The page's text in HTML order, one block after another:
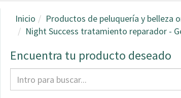
Inicio Productos de peluquería y belleza
Night Success tratamiento reparador -
Encuentra tu producto deseado